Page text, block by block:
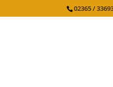
02365 /